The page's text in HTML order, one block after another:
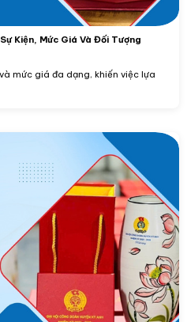
Kiện, Mức Giá Và Đối Tượng
mức giá đa dạng, khiến việc lựa